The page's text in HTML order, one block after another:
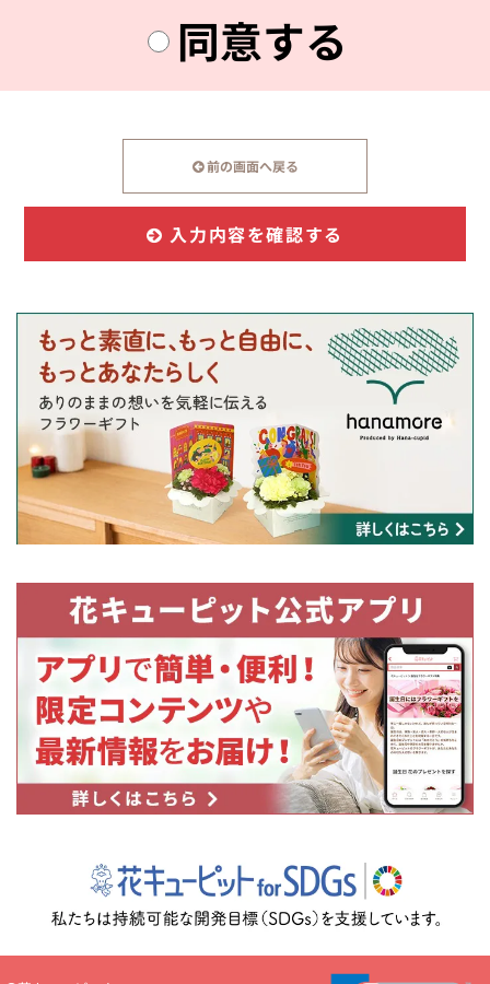
同意する
前の画面へ戻る
入力内容を確認する